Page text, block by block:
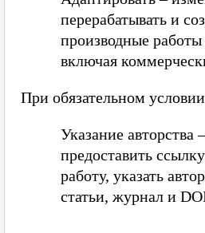
перерабатывать и
производные
включая
При обязательном
Указание
предоставить
работу, указать
статьи, журнал и